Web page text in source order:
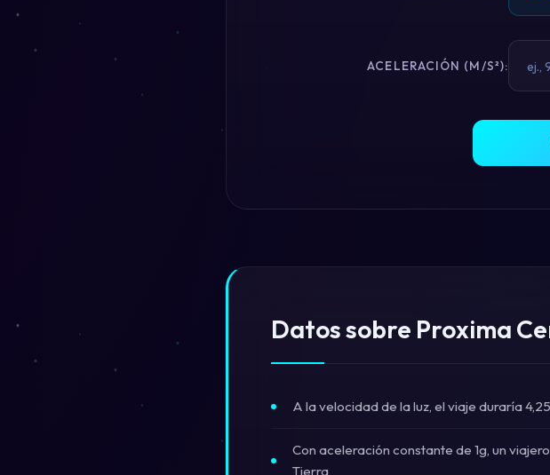
ACELERACIÓN (M/S²):
Datos sobre Proxima
A la velocidad de la luz, el viaje duraría
Con aceleración constante de 1g, un
Tierra